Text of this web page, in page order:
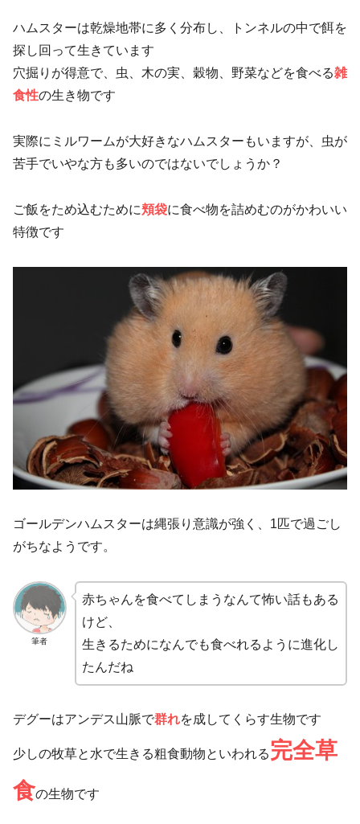
ハムスターは乾燥地帯に多く分布し、トンネルの中で餌を
探し回って生きています
穴掘りが得意で、虫、木の実、穀物、野菜などを食べる雑
食性の生き物です
実際にミルワームが大好きなハムスターもいますが、虫が
苦手でいやな方も多いのではないでしょうか？
ご飯をため込むために頬袋に食べ物を詰めむのがかわいい
特徴です
ゴールデンハムスターは縄張り意識が強く、1匹で過ごし
がちなようです。
筆者
赤ちゃんを食べてしまうなんて怖い話もある
けど、
生きるためになんでも食べれるように進化し
たんだね
デグーはアンデス山脈で群れを成してくらす生物です
少しの牧草と水で生きる粗食動物といわれる 完全草
食の生物です